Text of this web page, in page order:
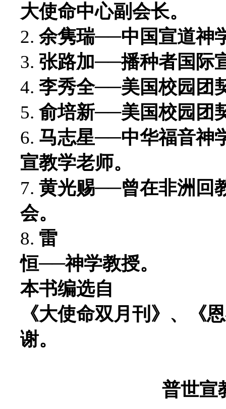
大使命中心副会长。
2. 余隽瑞──中国宣道神
3. 张路加──播种者国际
4. 李秀全──美国校园团
5.俞培新──美国校园团
6. 马志星──中华福音神
宣教学老师。
7. 黄光赐──曾在非洲回
会。
8. 雷
恒──神学教授。
本书编选自
《大使命双月刊》、《
谢。
普世宣